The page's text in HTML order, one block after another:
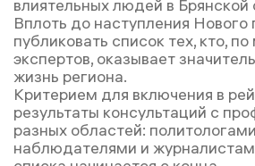
влиятельных людей в
Вплоть до наступления
публиковать список тех, кто,
экспертов, оказывает
жизнь региона.
Критерием для включения в
результаты консультаций с
разных областей:
наблюдателями и